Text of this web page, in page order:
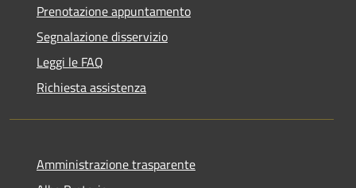
Prenotazione appuntamento
Segnalazione disservizio
Leggi le FAQ
Richiesta assistenza
Amministrazione trasparente